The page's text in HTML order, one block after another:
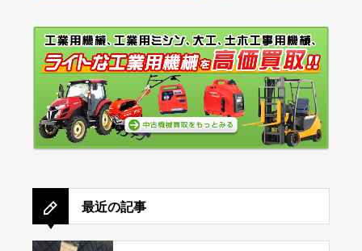
最近の記事